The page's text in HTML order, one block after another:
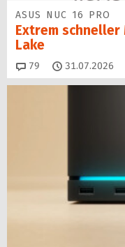
ASUS NUC 16 PRO
Extrem schneller
Lake
79 Kommentare
31.07.2026